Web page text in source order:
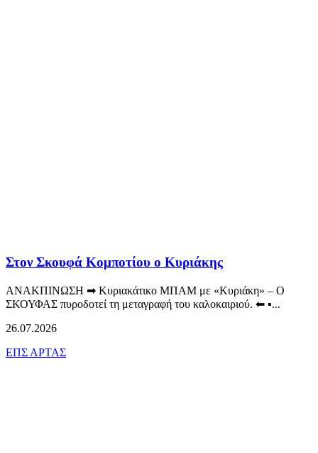
Στον Σκουφά Κομποτίου ο Κυριάκης
ΑΝΑΚΠΙΝΩΣΗ ➡ Κυριακάτικο ΜΠΑΜ με «Κυριάκη» – Ο
ΣΚΟΥΦΑΣ πυροδοτεί τη μεταγραφή του καλοκαιριού. ⬅ ▪...
26.07.2026
ΕΠΣ ΑΡΤΑΣ